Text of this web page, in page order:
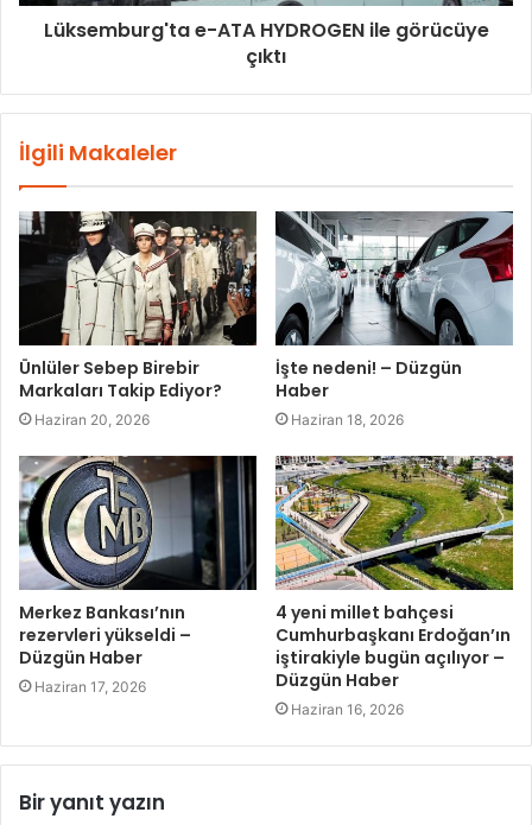
Lüksemburg'ta e-ATA HYDROGEN ile görücüye
çıktı
İlgili Makaleler
Ünlüler Sebep Birebir
Markaları Takip Ediyor?
Haziran 20, 2026
İşte nedeni! – Düzgün
Haber
Haziran 18, 2026
Merkez Bankası’nın
rezervleri yükseldi –
Düzgün Haber
Haziran 17, 2026
4 yeni millet bahçesi
Cumhurbaşkanı Erdoğan’ın
iştirakiyle bugün açılıyor –
Düzgün Haber
Haziran 16, 2026
Bir yanıt yazın